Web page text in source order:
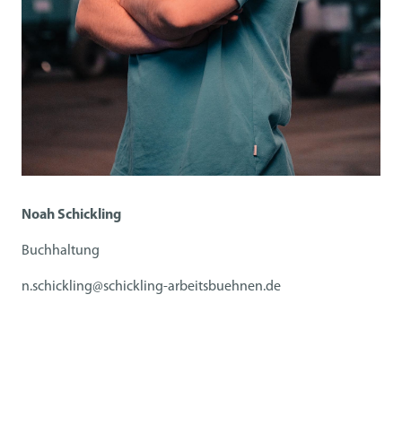
Noah Schickling
Buchhaltung
n.schickling@schickling-arbeitsbuehnen.de